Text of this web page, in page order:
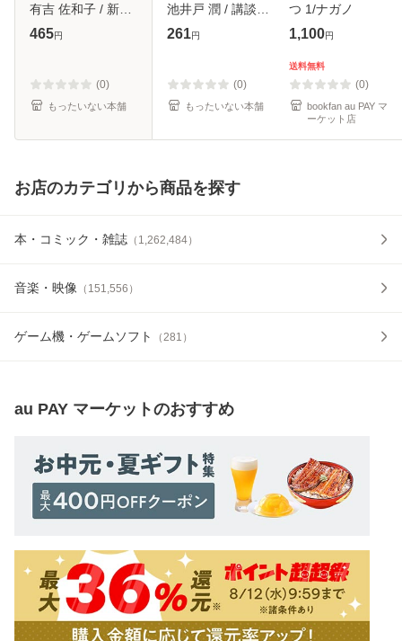
有吉 佐和子 / 新潮
社 [文庫]【メール
465円
(0)
もったいない本舗
池井戸 潤 / 講談社
[文庫]【メール便送
261円
(0)
もったいない本舗
つ 1/ナガノ
1,100円
送料無料
(0)
bookfan au PAY マ
ーケット店
お店のカテゴリから商品を探す
本・コミック・雑誌 （ 1,262,484）
音楽・映像 （ 151,556 ）
ゲーム機・ゲームソフト （281 ）
au PAY マーケットのおすすめ